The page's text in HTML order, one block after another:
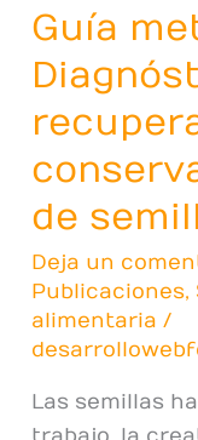
Guía
de
Deja un
Publicaciones,
alimentaria /
Las semillas